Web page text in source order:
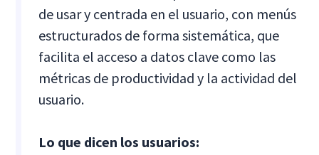
de usar y centrada en el usuario, con menús
estructurados de forma sistemática, que
facilita el acceso a datos clave como las
métricas de productividad y la actividad del
usuario.
Lo que dicen los usuarios: